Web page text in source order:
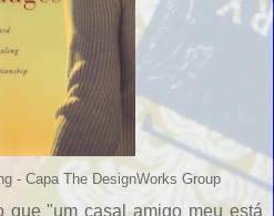
- Capa The DesignWorks Group
que "um casal amigo meu está